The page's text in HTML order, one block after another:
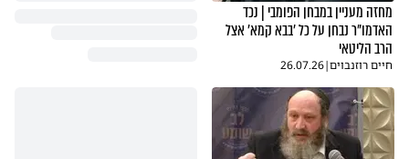
מחזה מעניין במבחן הפומבי | נכד
האדמו"ר נבחן על כל 'בבא קמא' אצל
הרב הליטאי
חיים רוזנבוים|
26.07.26